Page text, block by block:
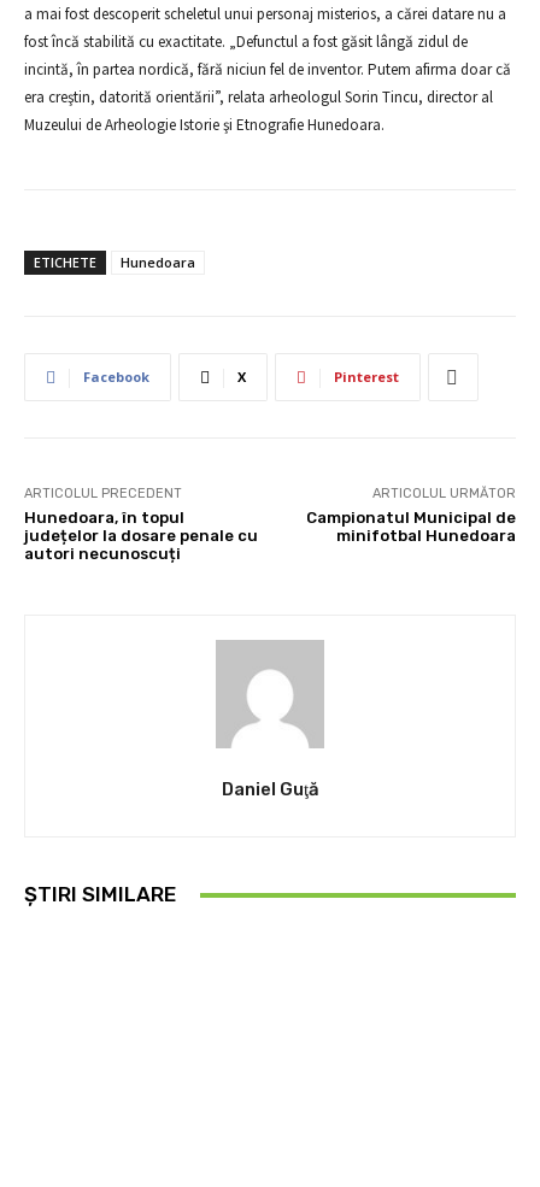
a mai fost descoperit scheletul unui personaj misterios, a cărei datare nu a
fost încă stabilită cu exactitate. „Defunctul a fost găsit lângă zidul de
incintă, în partea nordică, fără niciun fel de inventor. Putem afirma doar că
era creştin, datorită orientării”, relata arheologul Sorin Tincu, director al
Muzeului de Arheologie Istorie şi Etnografie Hunedoara.
ETICHETE Hunedoara
Facebook X Pinterest
ARTICOLUL PRECEDENT
Hunedoara, în topul
județelor la dosare penale cu
autori necunoscuți
ARTICOLUL URMĂTOR
Campionatul Municipal de
minifotbal Hunedoara
Daniel Guţă
ȘTIRI SIMILARE